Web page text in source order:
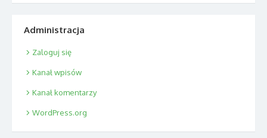
Administracja
Zaloguj się
Kanał wpisów
Kanał komentarzy
WordPress.org